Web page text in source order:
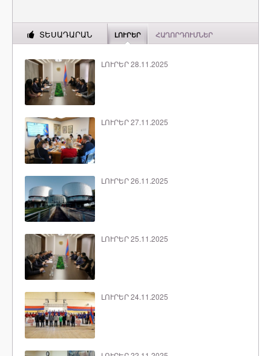
ՏԵՍԱԴԱՐԱՆ ԼՈՒՐԵՐ ՀԱՂՈՐԴՈՒՄՆԵՐ
ԼՈՒՐԵՐ 28.11.2025
ԼՈՒՐԵՐ 27.11.2025
ԼՈՒՐԵՐ 26.11.2025
ԼՈՒՐԵՐ 25.11.2025
ԼՈՒՐԵՐ 24.11.2025